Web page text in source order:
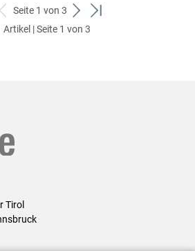
zurück
zum
Seite 1 von 3
weiter
zum
zum
Artikel | Seite 1 von 3
Tirol